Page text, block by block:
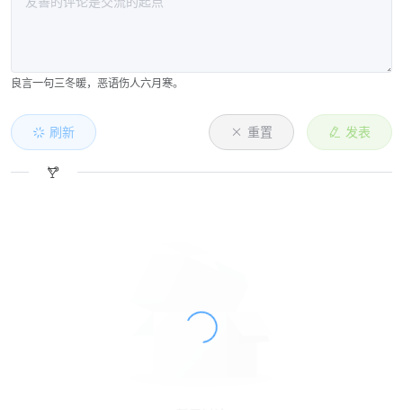
良言一句三冬暖，恶语伤人六月寒。
刷新 重置 发表